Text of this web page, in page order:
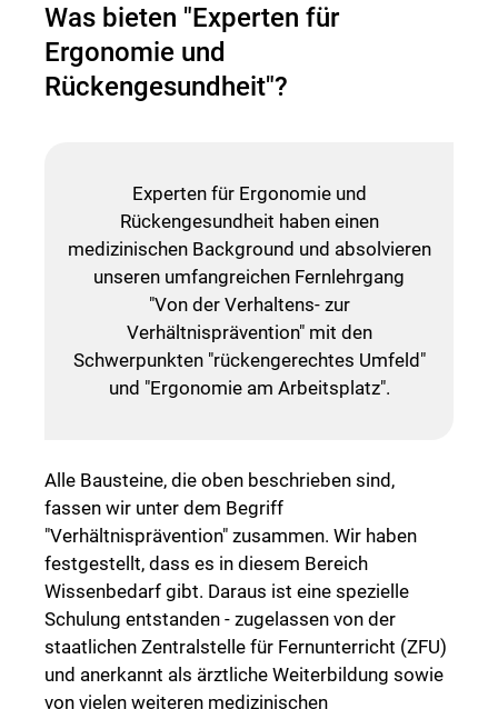
Was bieten "Experten für
Ergonomie und
Rückengesundheit"?
Experten für Ergonomie und
Rückengesundheit haben einen
medizinischen Background und absolvieren
unseren umfangreichen Fernlehrgang
"Von der Verhaltens- zur
Verhältnisprävention" mit den
Schwerpunkten "rückengerechtes Umfeld"
und "Ergonomie am Arbeitsplatz".
Alle Bausteine, die oben beschrieben sind,
fassen wir unter dem Begriff
"Verhältnisprävention" zusammen. Wir haben
festgestellt, dass es in diesem Bereich
Wissenbedarf gibt. Daraus ist eine spezielle
Schulung entstanden - zugelassen von der
staatlichen Zentralstelle für Fernunterricht (ZFU)
und anerkannt als ärztliche Weiterbildung sowie
von vielen weiteren medizinischen